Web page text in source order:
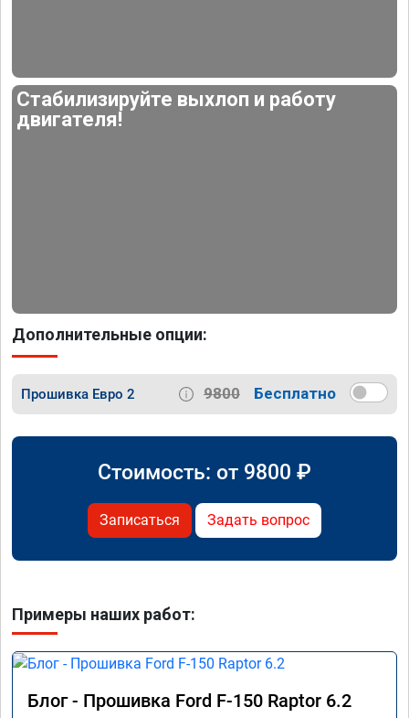
Стабилизируйте выхлоп и работу
двигателя!
Дополнительные опции:
Прошивка Евро 2 9800 Бесплатно
Стоимость: от 9800 ₽
Записаться Задать вопрос
Примеры наших работ:
Блог - Прошивка Ford F-150 Raptor 6.2